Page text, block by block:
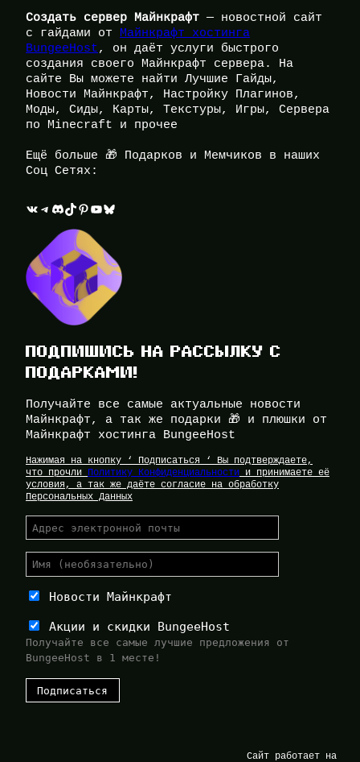
Создать сервер Майнкрафт — новостной сайт
с гайдами от Майнкрафт хостинга
BungeeHost, он даёт услуги быстрого
создания своего Майнкрафт сервера. На
сайте Вы можете найти Лучшие Гайды,
Новости Майнкрафт, Настройку Плагинов,
Моды, Сиды, Карты, Текстуры, Игры, Сервера
по Minecraft и прочее
Ещё больше 🎁 Подарков и Мемчиков в наших
Соц Сетях:
ВКонтакте Telegram Discord TikTok Pinterest YouTube Bluesky
ПОДПИШИСЬ НА РАССЫЛКУ С
ПОДАРКАМИ!
Получайте все самые актуальные новости
Майнкрафт, а так же подарки 🎁 и плюшки от
Майнкрафт хостинга BungeeHost
Нажимая на кнопку ‘ Подписаться ‘ Вы подтверждаете,
что прочли Политику Конфиденциальности и принимаете её
условия, а так же даёте согласие на обработку
Персональных Данных
Новости Майнкрафт
Акции и скидки BungeeHost
Получайте все самые лучшие предложения от
BungeeHost в 1 месте!
Сайт работает на